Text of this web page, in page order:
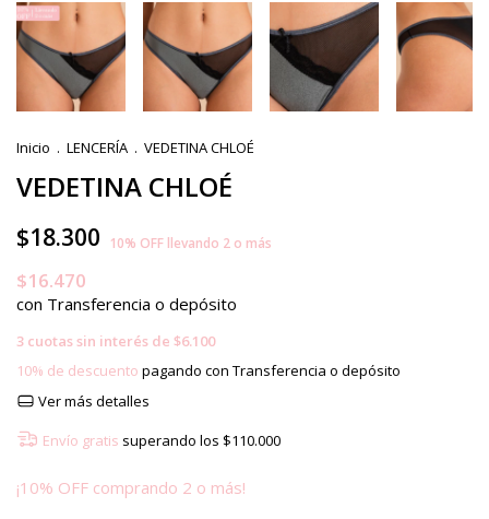
Inicio . LENCERÍA . VEDETINA CHLOÉ
VEDETINA CHLOÉ
$18.300 10% OFF llevando 2 o más
$16.470
con Transferencia o depósito
3 cuotas sin interés de $6.100
10% de descuento pagando con Transferencia o depósito
Ver más detalles
Envío gratis superando los $110.000
¡10% OFF comprando 2 o más!